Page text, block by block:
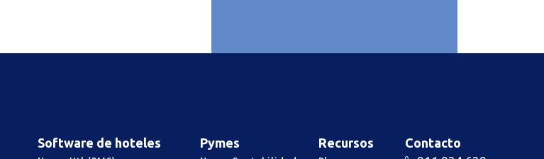
Software de hoteles Pymes Recursos Contacto